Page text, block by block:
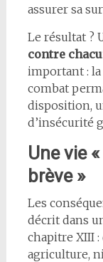
assurer sa
Le résultat ?
contre
important : la
combat
disposition,
d’insécurité
Une vie
brève »
Les
décrit dans
chapitre XIII :
agriculture,